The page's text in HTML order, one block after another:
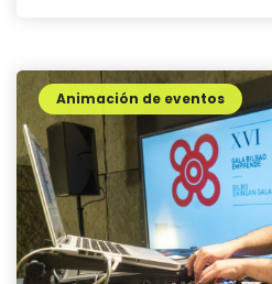
Animación de eventos